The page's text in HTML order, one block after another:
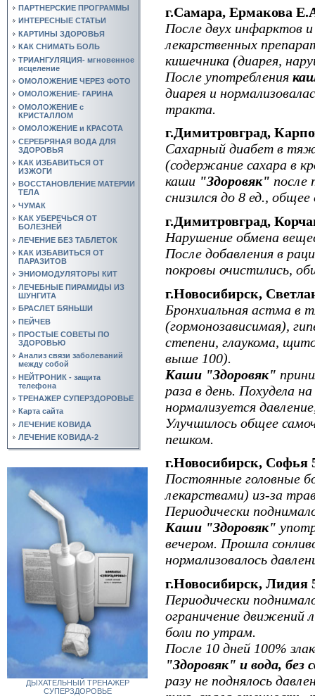
ПАРТНЕРСКИЕ ПРОГРАММЫ
ИНТЕРЕСНЫЕ СТАТЬИ
КАРТИНЫ ЗДОРОВЬЯ
КАК СНИМАТЬ БОЛЬ
ТРИАНГУЛЯЦИЯ- мгновенное
исцеление
ОМОЛОЖЕНИЕ ЧЕРЕЗ ФОТО
ОМОЛОЖЕНИЕ- ГАРИНА
ОМОЛОЖЕНИЕ с
КРИСТАЛЛОМ
ОМОЛОЖЕНИЕ и КРАСОТА
СЕРЕБРЯНАЯ ВОДА ДЛЯ
ЗДОРОВЬЯ
КАК ИЗБАВИТЬСЯ ОТ
ИЗЖОГИ
ВОССТАНОВЛЕНИЕ МАТЕРИИ
ТЕЛА
ЧУМАК
КАК УБЕРЕЧЬСЯ ОТ
БОЛЕЗНЕЙ
ЛЕЧЕНИЕ БЕЗ ТАБЛЕТОК
КАК ИЗБАВИТЬСЯ ОТ
ПАРАЗИТОВ
ЭНИОМОДУЛЯТОРЫ КИТ
ЛЕЧЕБНЫЕ ПИРАМИДЫ ИЗ
ШУНГИТА
БРАСЛЕТ БЯНЬШИ
ПЕЙЧЕВ
ПРОСТЫЕ СОВЕТЫ ПО
ЗДОРОВЬЮ
Анализ связи заболеваний
между собой
НЕЙТРОНИК - защита
телефона
ТРЕНАЖЕР СУПЕРЗДОРОВЬЕ
Карта сайта
ЛЕЧЕНИЕ КОВИДА
ЛЕЧЕНИЕ КОВИДА-2
ДЫХАТЕЛЬНЫЙ ТРЕНАЖЕР
СУПЕРЗДОРОВЬЕ
г.Самара, Ермакова
После двух инфарктов
лекарственных
кишечника (диарея,
После употребления
диарея и
тракта.
г.Димитровград,
Сахарный диабет в
(содержание сахара в
каши "Здоровяк" после
снизился до 8 ед.,
г.Димитровград,
Нарушение обмена
После добавления в
покровы очистились,
г.Новосибирск,
Бронхиальная астма в
(гормонозависимая),
степени, глаукома,
выше 100).
Каши "Здоровяк"
раза в день. Похудела на
нормализуется
Улучшилось общее
пешком.
г.Новосибирск, Софья
Постоянные головные
лекарствами) из-за
Периодически
Каши "Здоровяк"
вечером. Прошла
нормализовалось
г.Новосибирск, Лидия
Периодически
ограничение движений
боли по утрам.
После 10 дней 100%
"Здоровяк" и вода, без
разу не поднялось